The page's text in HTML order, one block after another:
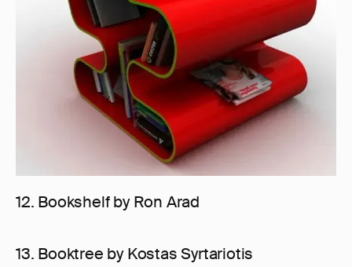
12. Bookshelf by Ron Arad
13. Booktree by Kostas Syrtariotis